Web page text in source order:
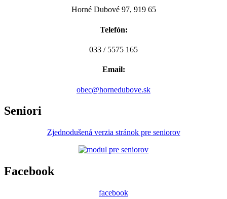
Horné Dubové 97, 919 65
Telefón:
033 / 5575 165
Email:
obec@hornedubove.sk
Seniori
Zjednodušená verzia stránok pre seniorov
Facebook
facebook